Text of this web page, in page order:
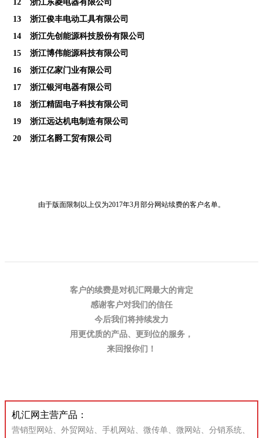
12
浙江东菱电器有限公司
13
浙江俊丰电动工具有限公司
14
浙江先创能源科技股份有限公司
15
浙江博伟能源科技有限公司
16
浙江亿家门业有限公司
17
浙江银河电器有限公司
18
浙江精固电子科技有限公司
19
浙江远达机电制造有限公司
20
浙江名爵工贸有限公司
由于版面限制 以上仅为2017年3月部分网站续费的客户名单。
客户的续费是对机汇 网最大的肯定
感谢客户对我们的信任
今后我们将持续发力
用更优质的产品、更到位的服务，
来回报你们！
机汇网主营产品：
营销型网站、外贸网站、手机网站、微传单、微网站、分销系统、